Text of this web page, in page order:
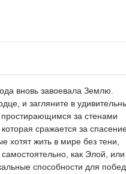
вновь завоевала Землю.
и загляните в
за стенами
сражается за
хотят жить в мире без тени,
как Элой, или
способности для